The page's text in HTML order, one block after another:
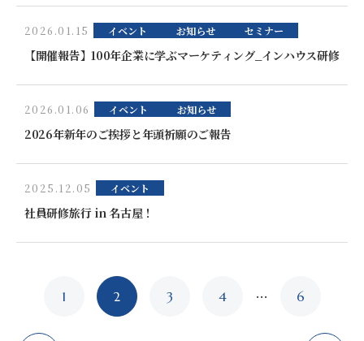
2026.01.15 イベント お知らせ セミナー
【開催報告】100年企業に学ぶマーケティング_インハウス研修
2026.01.06 イベント お知らせ
2026年新年のご挨拶と年頭祈願のご報告
2025.12.05 イベント
社員研修旅行 in 名古屋！
稿
1 2 3 4 … 6